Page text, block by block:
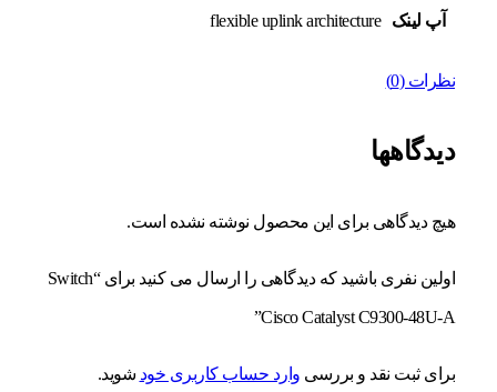
آپ لینک flexible uplink architecture
نظرات (0)
دیدگاهها
هیچ دیدگاهی برای این محصول نوشته نشده است.
اولین نفری باشید که دیدگاهی را ارسال می کنید برای “Switch
Cisco Catalyst C9300-48U-A”
برای ثبت نقد و بررسی وارد حساب کاربری خود شوید.